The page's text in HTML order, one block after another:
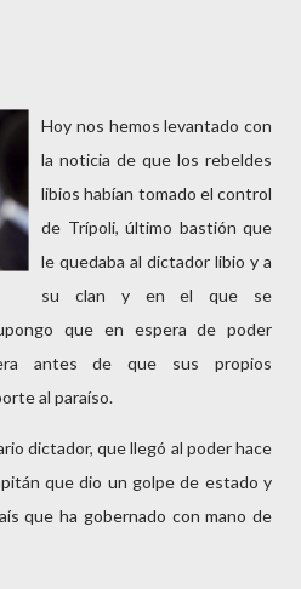
Hoy nos hemos levantado con
la noticia de que los rebeldes
libios habían tomado el control
de Trípoli, último bastión que
le quedaba al dictador libio y a
su clan y en el que se
que en espera de poder
antes de que sus propios
al paraíso.
dictador, que llegó al poder hace
que dio un golpe de estado y
que ha gobernado con mano de